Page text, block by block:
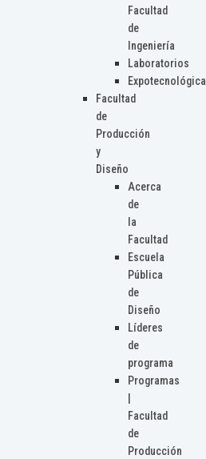
Facultad
de
Ingeniería
Laboratorios
Expotecnológica
Facultad
de
Producción
y
Diseño
Acerca
de
la
Facultad
Escuela
Pública
de
Diseño
Líderes
de
programa
Programas
Facultad
de
Producción